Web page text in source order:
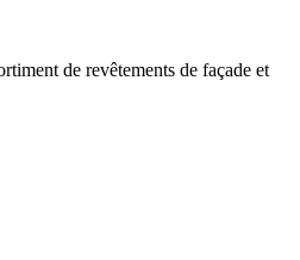
de revêtements de façade et